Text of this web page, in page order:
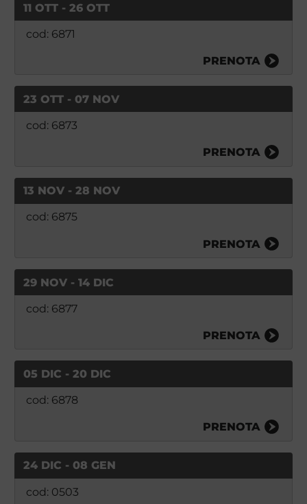
11 OTT - 26 OTT
cod: 6871
PRENOTA
23 OTT - 07 NOV
cod: 6873
PRENOTA
13 NOV - 28 NOV
cod: 6875
PRENOTA
29 NOV - 14 DIC
cod: 6877
PRENOTA
05 DIC - 20 DIC
cod: 6878
PRENOTA
24 DIC - 08 GEN
cod: 0503